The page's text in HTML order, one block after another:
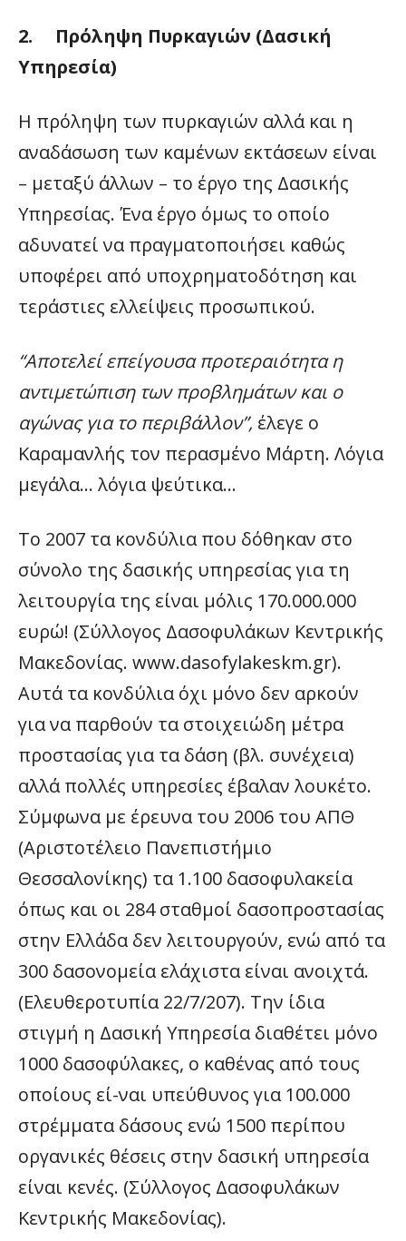
2. Πρόληψη Πυρκαγιών (Δασική
Υπηρεσία)
Η πρόληψη των πυρκαγιών αλλά και η
αναδάσωση των καμένων εκτάσεων είναι
– μεταξύ άλλων – το έργο της Δασικής
Υπηρεσίας. Ένα έργο όμως το οποίο
αδυνατεί να πραγματοποιήσει καθώς
υποφέρει από υποχρηματοδότηση και
τεράστιες ελλείψεις προσωπικού.
“Αποτελεί επείγουσα προτεραιότητα η
αντιμετώπιση των προβλημάτων και ο
αγώνας για το περιβάλλον”, έλεγε ο
Καραμανλής τον περασμένο Μάρτη. Λόγια
μεγάλα… λόγια ψεύτικα…
Το 2007 τα κονδύλια που δόθηκαν στο
σύνολο της δασικής υπηρεσίας για τη
λειτουργία της είναι μόλις 170.000.000
ευρώ! (Σύλλογος Δασοφυλάκων Κεντρικής
Μακεδονίας. www.dasofylakeskm.gr).
Αυτά τα κονδύλια όχι μόνο δεν αρκούν
για να παρθούν τα στοιχειώδη μέτρα
προστασίας για τα δάση (βλ. συνέχεια)
αλλά πολλές υπηρεσίες έβαλαν λουκέτο.
Σύμφωνα με έρευνα του 2006 του ΑΠΘ
(Αριστοτέλειο Πανεπιστήμιο
Θεσσαλονίκης) τα 1.100 δασοφυλακεία
όπως και οι 284 σταθμοί δασοπροστασίας
στην Ελλάδα δεν λειτουργούν, ενώ από τα
300 δασονομεία ελάχιστα είναι ανοιχτά.
(Ελευθεροτυπία 22/7/207). Την ίδια
στιγμή η Δασική Υπηρεσία διαθέτει μόνο
1000 δασοφύλακες, ο καθένας από τους
οποίους εί-ναι υπεύθυνος για 100.000
στρέμματα δάσους ενώ 1500 περίπου
οργανικές θέσεις στην δασική υπηρεσία
είναι κενές. (Σύλλογος Δασοφυλάκων
Κεντρικής Μακεδονίας).